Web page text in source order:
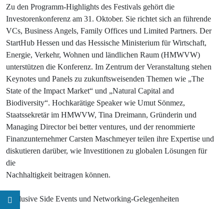
Zu den Programm-Highlights des Festivals gehört die
Investorenkonferenz am 31. Oktober. Sie richtet sich an führende
VCs, Business Angels, Family Offices und Limited Partners. Der
StartHub Hessen und das Hessische Ministerium für Wirtschaft,
Energie, Verkehr, Wohnen und ländlichen Raum (HMWVW)
unterstützen die Konferenz. Im Zentrum der Veranstaltung stehen
Keynotes und Panels zu zukunftsweisenden Themen wie „The
State of the Impact Market“ und „Natural Capital and
Biodiversity“. Hochkarätige Speaker wie Umut Sönmez,
Staatssekretär im HMWVW, Tina Dreimann, Gründerin und
Managing Director bei better ventures, und der renommierte
Finanzunternehmer Carsten Maschmeyer teilen ihre Expertise und
diskutieren darüber, wie Investitionen zu globalen Lösungen für
die
Nachhaltigkeit beitragen können.
Exklusive Side Events und Networking-Gelegenheiten